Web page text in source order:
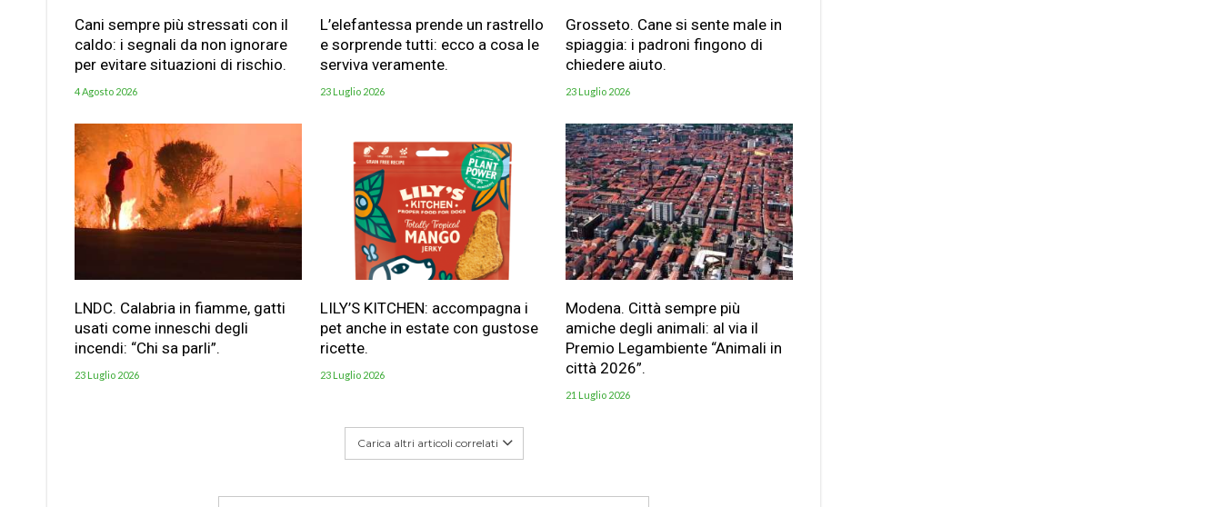
Cani sempre più stressati con il
caldo: i segnali da non ignorare
per evitare situazioni di rischio.
4 Agosto 2026
L’elefantessa prende un rastrello
e sorprende tutti: ecco a cosa le
serviva veramente.
23 Luglio 2026
Grosseto. Cane si sente male in
spiaggia: i padroni fingono di
chiedere aiuto.
23 Luglio 2026
LNDC. Calabria in fiamme, gatti
usati come inneschi degli
incendi: “Chi sa parli”.
23 Luglio 2026
LILY’S KITCHEN: accompagna i
pet anche in estate con gustose
ricette.
23 Luglio 2026
Modena. Città sempre più
amiche degli animali: al via il
Premio Legambiente “Animali in
città 2026”.
21 Luglio 2026
Carica altri articoli correlati